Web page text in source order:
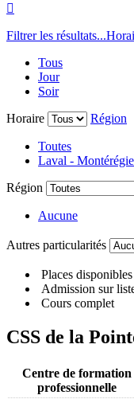

Filtrer les résultats...
Tous
Jour
Soir
Horaire
Région
Toutes
Laval -
Région
Aucune
Autres particularités
Places disponibles
Admission sur
Cours complet
CSS de la
Centre de formation
professionnelle